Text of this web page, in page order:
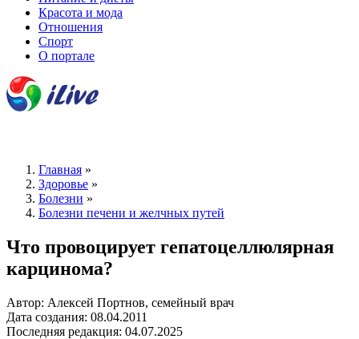
Красота и мода
Отношения
Спорт
О портале
Главная »
Здоровье »
Болезни »
Болезни печени и желчных путей
Что провоцирует гепатоцеллюлярная
карцинома?
Автор: Алексей Портнов, семейный врач
Дата создания: 08.04.2011
Последняя редакция: 04.07.2025